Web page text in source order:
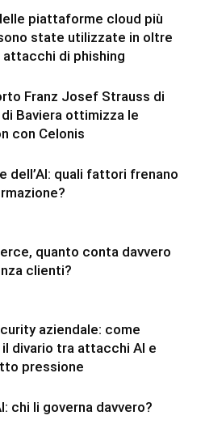
piattaforme cloud più
state utilizzate in oltre
attacchi di phishing
Franz Josef Strauss di
Baviera ottimizza le
con Celonis
dell’AI: quali fattori frenano
quanto conta davvero
clienti?
aziendale: come
divario tra attacchi AI e
pressione
chi li governa davvero?